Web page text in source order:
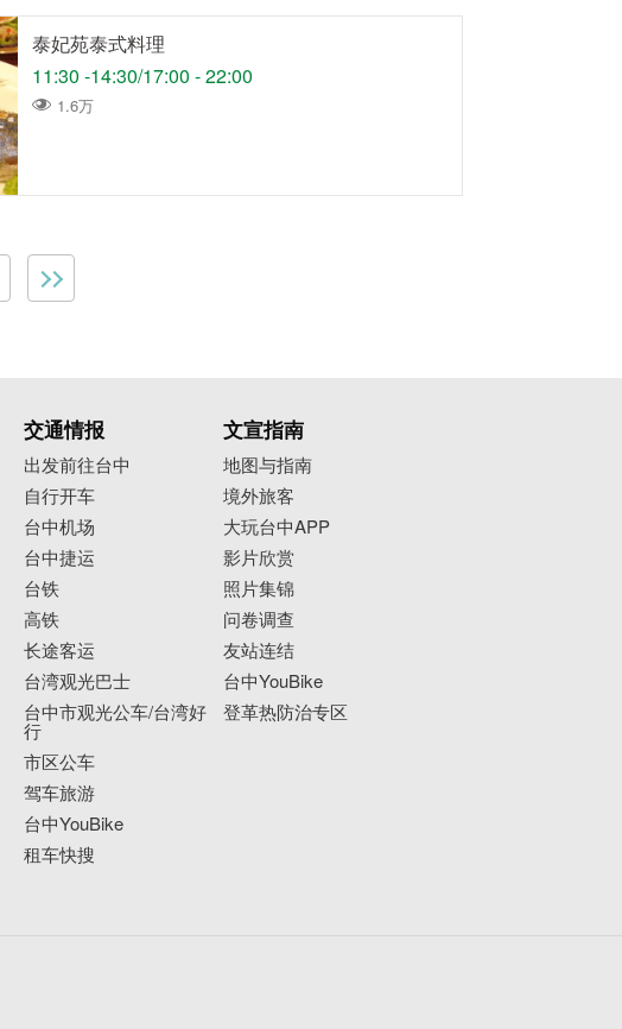
泰妃苑泰式料理
11:30 -14:30/17:00 - 22:00
1.6万
交通情报
出发前往台中
自行开车
台中机场
台中捷运
台铁
高铁
长途客运
台湾观光巴士
台中市观光公车/台湾好
行
市区公车
驾车旅游
台中YouBike
租车快搜
文宣指南
地图与指南
境外旅客
大玩台中APP
影片欣赏
照片集锦
问卷调查
友站连结
台中YouBike
登革热防治专区